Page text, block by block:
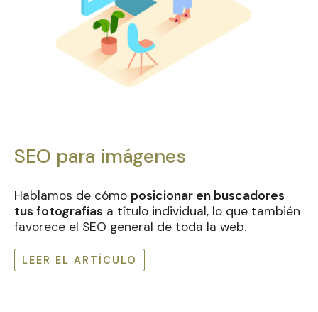
SEO para imágenes
Hablamos de cómo posicionar en buscadores
tus fotografías a título individual, lo que también
favorece el SEO general de toda la web.
LEER EL ARTÍCULO